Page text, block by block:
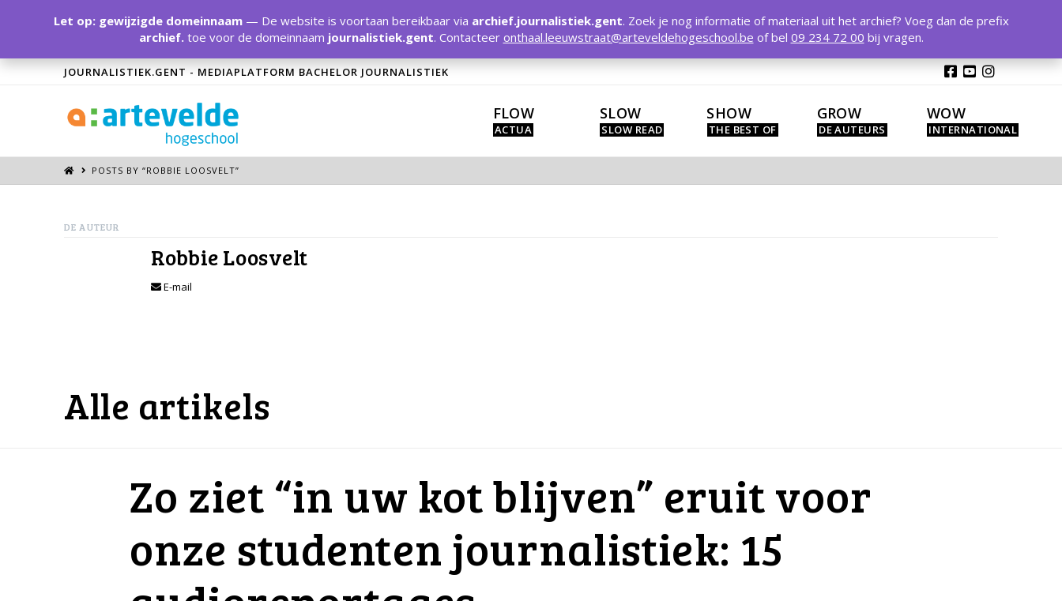
JOURNALISTIEK.GENT - MEDIAPLATFORM BACHELOR JOURNALISTIEK
FLOW SLOW SHOW GROW WOW
POSTS BY “ROBBIE LOOSVELT”
DE AUTEUR
Robbie Loosvelt
E-mail
Alle artikels
Zo ziet “in uw kot blijven” eruit voor
onze studenten journalistiek: 15
Let op: gewijzigde domeinnaam— De website is voortaan bereikbaar via archief.journalistiek.gent. Zoek je nog informatie of materiaal uit het archief? Voeg dan de prefix
archief.toe voor de domeinnaam journalistiek.gent. Contacteer onthaal.leeuwstraat@arteveldehogeschool.be of bel 09 234 72 00 bij vragen.